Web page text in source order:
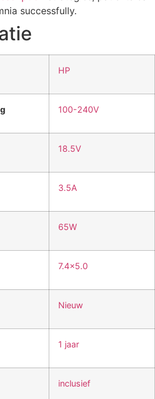
successfully.
HP
100-240V
18.5V
3.5A
65W
7.4×5.0
Nieuw
1 jaar
inclusief